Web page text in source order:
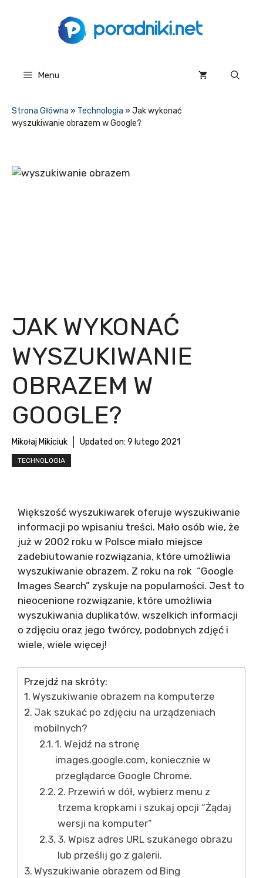
Menu
Strona Główna » Technologia » Jak wykonać
wyszukiwanie obrazem w Google?
JAK WYKONAĆ
WYSZUKIWANIE
OBRAZEM W
GOOGLE?
Mikołaj Mikiciuk Updated on: 9 lutego 2021
TECHNOLOGIA
Większość wyszukiwarek oferuje wyszukiwanie
informacji po wpisaniu treści. Mało osób wie, że
już w 2002 roku w Polsce miało miejsce
zadebiutowanie rozwiązania, które umożliwia
wyszukiwanie obrazem. Z roku na rok “Google
Images Search” zyskuje na popularności. Jest to
nieocenione rozwiązanie, które umożliwia
wyszukiwania duplikatów, wszelkich informacji
o zdjęciu oraz jego twórcy, podobnych zdjęć i
wiele, wiele więcej!
Przejdź na skróty:
Wyszukiwanie obrazem na komputerze
Jak szukać po zdjęciu na urządzeniach
mobilnych?
1. Wejdź na stronę
images.google.com, koniecznie w
przeglądarce Google Chrome.
2. Przewiń w dół, wybierz menu z
trzema kropkami i szukaj opcji “Żądaj
wersji na komputer”
3. Wpisz adres URL szukanego obrazu
lub prześlij go z galerii.
Wyszukiwanie obrazem od Bing